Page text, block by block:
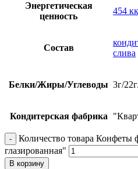
Энергетическая
ценность
454
Состав
слива
Белки/Жиры/Углеводы 3г/
Кондитерская фабрика
Количество товара Конфеты
глазированная"
В корзину